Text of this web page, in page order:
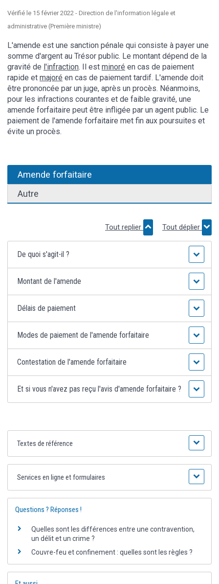
Vérifié le 15 février 2022 - Direction de l'information légale et
administrative (Première ministre)
L'amende est une sanction pénale qui consiste à payer une
somme d'argent au Trésor public. Le montant dépend de la
gravité de l'infraction. Il est minoré en cas de paiement
rapide et majoré en cas de paiement tardif. L'amende doit
être prononcée par un juge, après un procès. Néanmoins,
pour les infractions courantes et de faible gravité, une
amende forfaitaire peut être infligée par un agent public. Le
paiement de l'amende forfaitaire met fin aux poursuites et
évite un procès.
Amende forfaitaire
Autre
Tout replier Tout déplier
De quoi s'agit-il ?
Montant de l'amende
Délais de paiement
Modes de paiement de l'amende forfaitaire
Contestation de l'amende forfaitaire
Et si vous n'avez pas reçu l'avis d'amende forfaitaire ?
Textes de référence
Services en ligne et formulaires
Questions ? Réponses !
Quelles sont les différences entre une contravention,
un délit et un crime ?
Couvre-feu et confinement : quelles sont les règles ?